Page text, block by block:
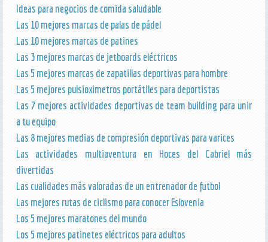
Ideas para negocios de comida saludable
Las 10 mejores marcas de palas de pádel
Las 10 mejores marcas de patines
Las 3 mejores marcas de jetboards eléctricos
Las 5 mejores marcas de zapatillas deportivas para hombre
Las 5 mejores pulsioximetros portátiles para deportistas
Las 7 mejores actividades deportivas de team building para unir
a tu equipo
Las 8 mejores medias de compresión deportivas para varices
Las actividades multiaventura en Hoces del Cabriel más
divertidas
Las cualidades más valoradas de un entrenador de futbol
Las mejores rutas de ciclismo para conocer Eslovenia
Los 5 mejores maratones del mundo
Los 5 mejores patinetes eléctricos para adultos